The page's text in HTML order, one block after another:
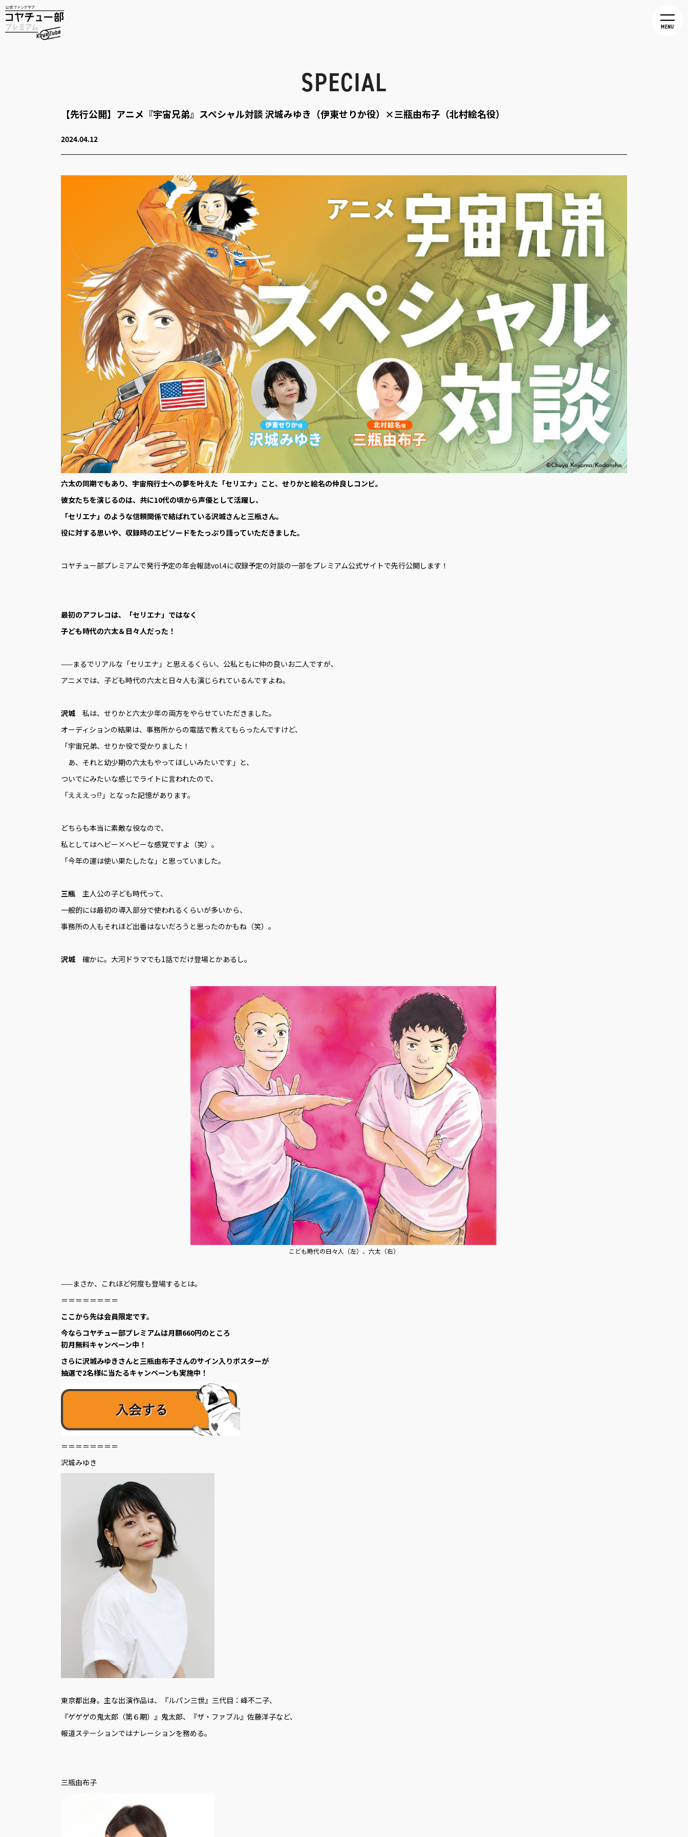
MENU
SPECIAL
【先行公開】アニメ『宇宙兄弟』スペシャル対談 沢城みゆき（伊東せりか役）×三瓶由布子（北村絵名役）
2024.04.12
六太の同期でもあり、宇宙飛行士への夢を叶えた「セリエナ」こと、せりかと絵名の仲良しコンビ。
彼女たちを演じるのは、共に10代の頃から声優として活躍し、
「セリエナ」のような信頼関係で結ばれている沢城さんと三瓶さん。
役に対する思いや、収録時のエピソードをたっぷり語っていただきました。
コヤチュー部プレミアムで発行予定の年会報誌vol.4に収録予定の対談の一部をプレミアム公式サイトで先行公開します！
最初のアフレコは、「セリエナ」ではなく
子ども時代の六太＆日々人だった！
——まるでリアルな「セリエナ」と思えるくらい、公私ともに仲の良いお二人ですが、
アニメでは、子ども時代の六太と日々人も演じられているんですよね。
沢城 私は、せりかと六太少年の両方をやらせていただきました。
オーディションの結果は、事務所からの電話で教えてもらったんですけど、
「宇宙兄弟、せりか役で受かりました！
あ、それと幼少期の六太もやってほしいみたいです」と、
ついでにみたいな感じでライトに言われたので、
「えええっ!?」となった記憶があります。
どちらも本当に素敵な役なので、
私としてはヘビー×ヘビーな感覚ですよ（笑）。
「今年の運は使い果たしたな」と思っていました。
三瓶 主人公の子ども時代って、
一般的には最初の導入部分で使われるくらいが多いから、
事務所の人もそれほど出番はないだろうと思ったのかもね（笑）。
沢城 確かに。大河ドラマでも1話でだけ登場とかあるし。
こども時代の日々人（左）、六太（右）
——まさか、これほど何度も登場するとは。
＝＝＝＝＝＝＝＝
ここから先は会員限定です。
今ならコヤチュー部プレミアムは月額660円のところ
初月無料キャンペーン中！
さらに沢城みゆきさんと三瓶由布子さんのサイン入りポスターが
抽選で2名様に当たるキャンペーンも実施中！
＝＝＝＝＝＝＝＝
沢城みゆき
東京都出身。主な出演作品は、『ルパン三世』三代目：峰不二子、
『ゲゲゲの鬼太郎（第６期）』鬼太郎、『ザ・ファブル』佐藤洋子など、
報道ステーションではナレーションを務める。
三瓶由布子